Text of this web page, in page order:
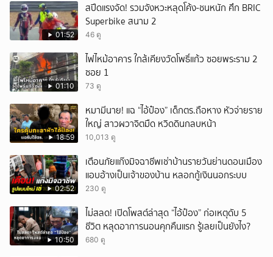
01:52
สปีดแรงจัด! รวมจังหวะหลุดโค้ง-ชนหนัก ศึก BRIC
Superbike สนาม 2
46 ดู
01:10
ไฟไหม้อาคาร ใกล้เคียงวัดโพธิ์แก้ว ซอยพระราม 2
ซอย 1
73 ดู
18:59
หมามีนาย! แฉ “ไอ้ป๋อง” เด็กตร.ถือหาง หัวจ่ายราย
ใหญ่ สาวผวาจิตมืด หวิดดินกลบหน้า
10,013 ดู
02:52
เตือนภัยแก๊งมิจฉาชีพเช่าบ้านรายวันย่านดอนเมือง
แอบอ้างเป็นเจ้าของบ้าน หลอกกู้เงินนอกระบบ
230 ดู
10:50
ไม่สลด! เปิดโพสต์ล่าสุด “ไอ้ป๋อง” ก่อเหตุดับ 5
ชีวิต หลุดอาการนอนคุกคืนแรก รู้เลยเป็นยังไง?
680 ดู